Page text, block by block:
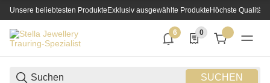
Unsere beliebtesten ProdukteExklusiv ausgewählte ProdukteHöchste Qualität
SUCHEN
6
6 neue Notifizierungen
0
0 Produkte in der